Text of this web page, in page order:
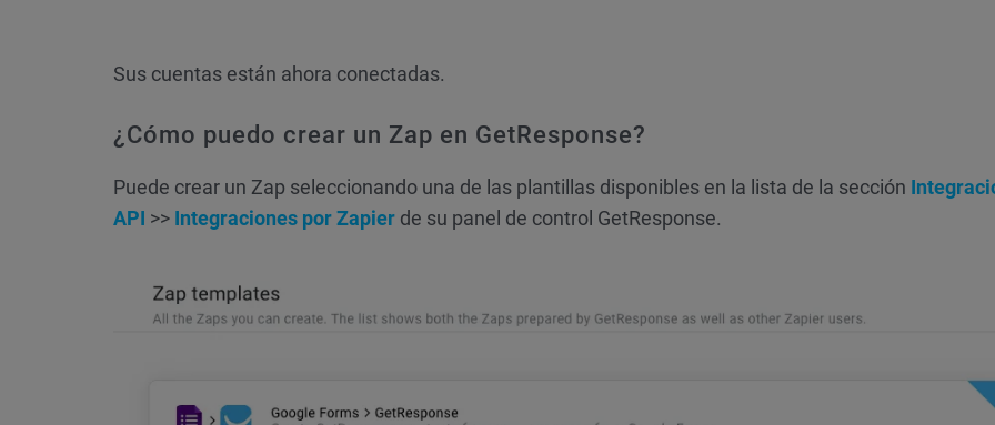
Sus cuentas están ahora conectadas.
¿Cómo puedo crear un Zap en GetResponse?
Puede crear un Zap seleccionando una de las plantillas disponibles en la lista de la sección
API >> Integraciones por Zapier de su panel de control GetResponse.